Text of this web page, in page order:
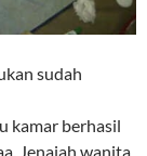
sudah
kamar berhasil
Jenajah wanita